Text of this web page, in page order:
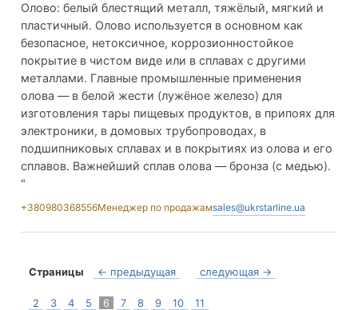
Олово: белый блестящий металл, тяжёлый, мягкий и
пластичный. Олово используется в основном как
безопасное, нетоксичное, коррозионностойкое
покрытие в чистом виде или в сплавах с другими
металлами. Главные промышленные применения
олова — в белой жести (лужёное железо) для
изготовления тары пищевых продуктов, в припоях для
электроники, в домовых трубопроводах, в
подшипниковых сплавах и в покрытиях из олова и его
сплавов. Важнейший сплав олова — бронза (с медью).
"
+380980368556Менеджер по продажамsales@ukrstarline.ua
Страницы ← предыдущая следующая →
2 3 4 5 6 7 8 9 10 11